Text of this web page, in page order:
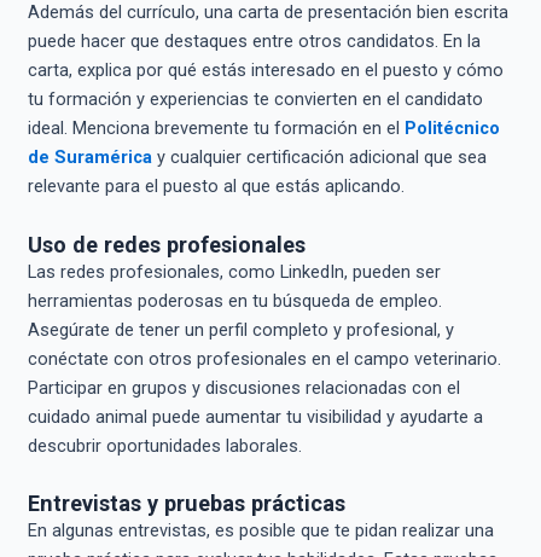
Además del currículo, una carta de presentación bien escrita
puede hacer que destaques entre otros candidatos. En la
carta, explica por qué estás interesado en el puesto y cómo
tu formación y experiencias te convierten en el candidato
ideal. Menciona brevemente tu formación en el Politécnico
de Suraméricay cualquier certificación adicional que sea
relevante para el puesto al que estás aplicando.
Uso de redes profesionales
Las redes profesionales, como LinkedIn, pueden ser
herramientas poderosas en tu búsqueda de empleo.
Asegúrate de tener un perfil completo y profesional, y
conéctate con otros profesionales en el campo veterinario.
Participar en grupos y discusiones relacionadas con el
cuidado animal puede aumentar tu visibilidad y ayudarte a
descubrir oportunidades laborales.
Entrevistas y pruebas prácticas
En algunas entrevistas, es posible que te pidan realizar una